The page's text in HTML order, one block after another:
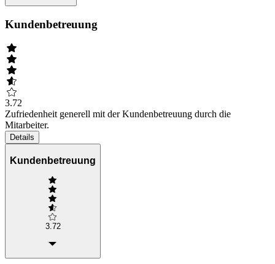
Kundenbetreuung
3.72
Zufriedenheit generell mit der Kundenbetreuung durch die
Mitarbeiter.
Details
Kundenbetreuung
3.72